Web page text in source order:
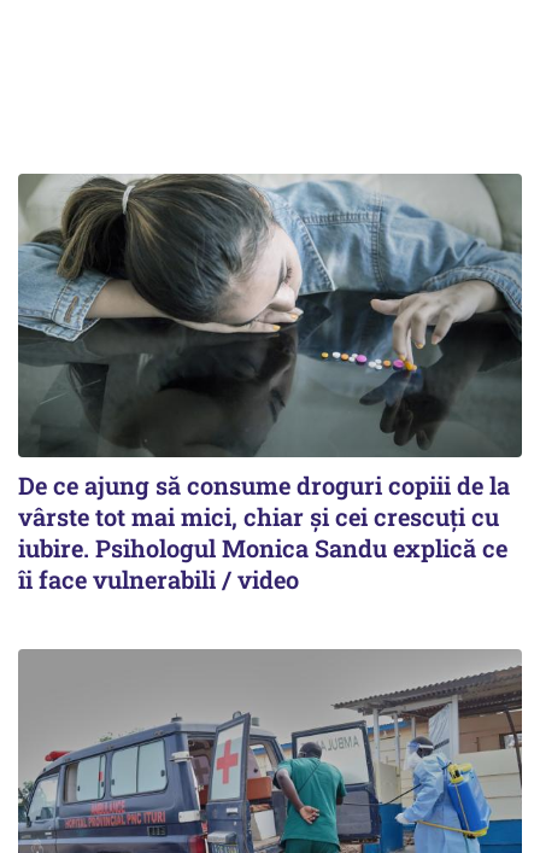
De ce ajung să consume droguri copiii de la
vârste tot mai mici, chiar și cei crescuți cu
iubire. Psihologul Monica Sandu explică ce
îi face vulnerabili / video